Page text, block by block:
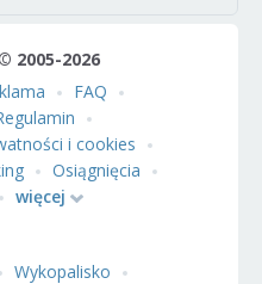
2005-2026
FAQ
i cookies
Osiągnięcia
więcej
Wykopalisko